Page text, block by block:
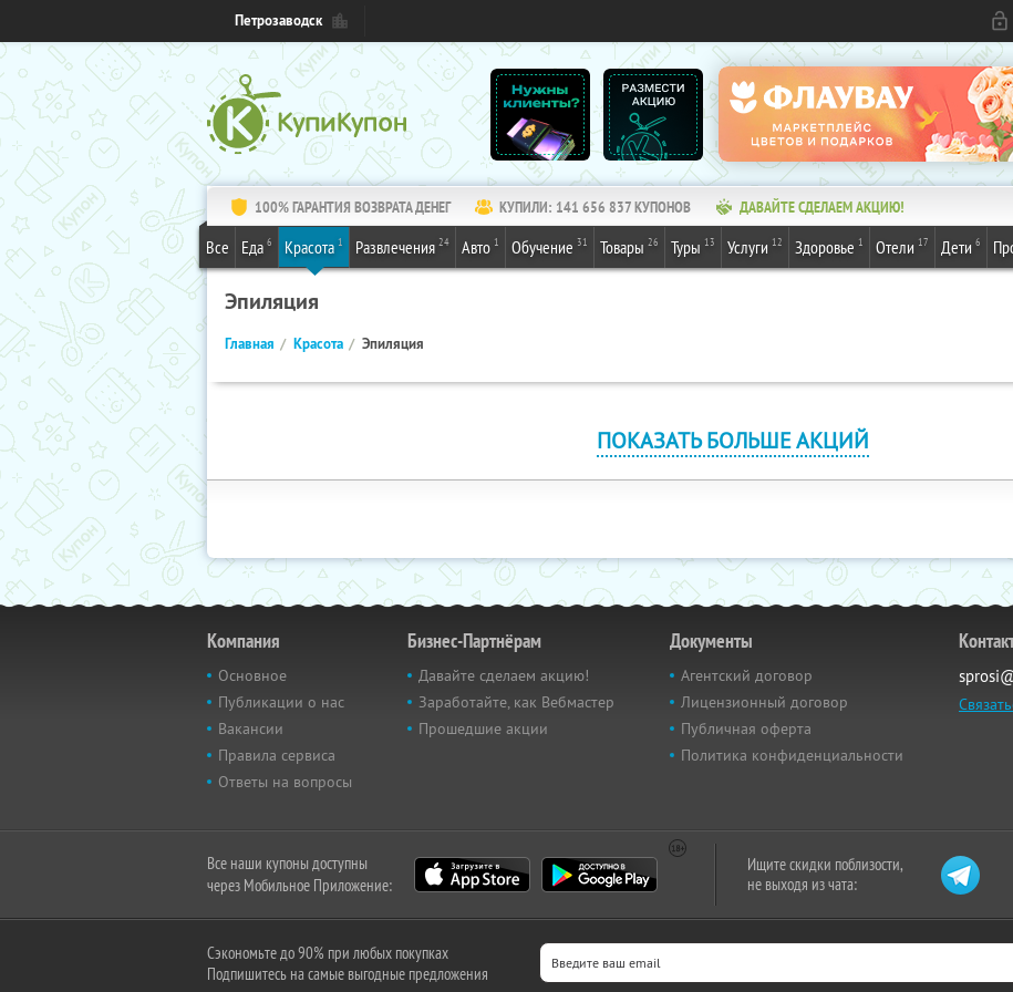
Петрозаводск
100% ГАРАНТИЯ ВОЗВРАТА ДЕНЕГ КУПИЛИ: 141 656 837КУПОНОВ ДАВАЙТЕ СДЕЛАЕМ АКЦИЮ!
Все Еда 6 Красота 1 Развлечения 24 Авто 1 Обучение 31 Товары 26 Туры 13 Услуги 12 Здоровье 1 Отели 17 Дети 6
Эпиляция
Главная Красота Эпиляция
ПОКАЗАТЬ БОЛЬШЕ АКЦИЙ
Компания
Основное
Публикации о нас
Вакансии
Правила сервиса
Ответы на вопросы
Бизнес-Партнёрам
Давайте сделаем акцию!
Заработайте, как Вебмастер
Прошедшие акции
Документы
Агентский договор
Лицензионный договор
Публичная оферта
Политика конфиденциальности
Все наши купоны доступны
через Мобильное Приложение:
Ищите скидки поблизости,
не выходя из чата:
Сэкономьте до 90% при любых покупках
Подпишитесь на самые выгодные предложения